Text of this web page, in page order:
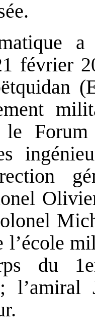
février
le
l’école
du
l’amiral